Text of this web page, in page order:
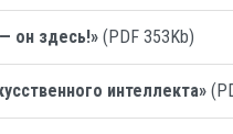
он здесь!» (PDF 353Kb)
интеллекта»